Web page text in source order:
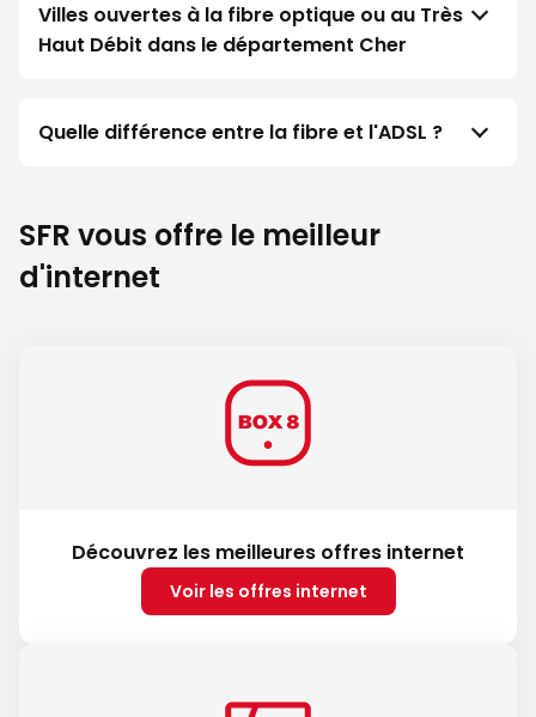
Villes ouvertes à la fibre optique ou au Très
Haut Débit dans le département Cher
Quelle différence entre la fibre et l'ADSL ?
SFR vous offre le meilleur
d'internet
Découvrez les meilleures offres internet
Voir les offres internet